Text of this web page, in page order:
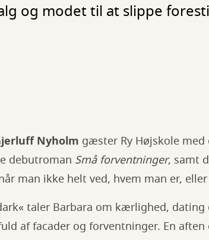
og modet til at slippe
Nyholm gæster Ry Højskole
debutroman Små forventninger, samt
man ikke helt ved, hvem man er,
taler Barbara om kærlighed, dating
af facader og forventninger. En